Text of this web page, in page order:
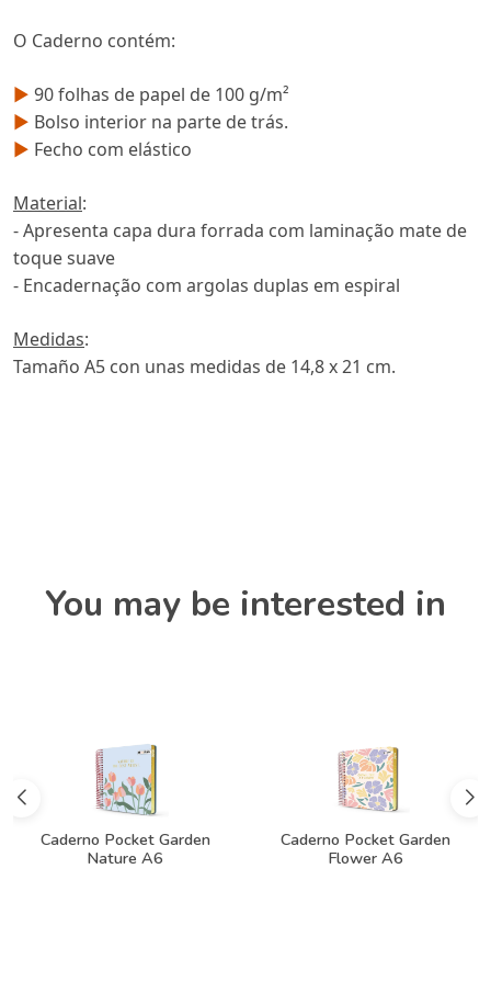
O Caderno contém:
► 90 folhas de papel de 100 g/m²
► Bolso interior na parte de trás.
► Fecho com elástico
Material:
- ⁠Apresenta capa dura forrada com laminação mate de
toque suave
- Encadernação com argolas duplas em espiral
Medidas:
Tamaño A5 con unas medidas de 14,8 x 21 cm.
You may be interested in
Caderno Pocket Garden
Nature A6
Caderno Pocket Garden
Flower A6